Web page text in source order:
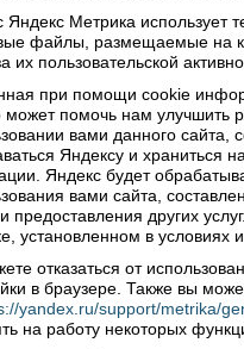
Яндекс Метрика
файлы, размещаемые на
их пользовательской
при помощи cookie
может помочь нам улучшить
вами данного
Яндексу и храниться
Яндекс будет
вами сайта,
предоставления других
установленном в условиях
отказаться от
в браузере. Также вы
yandex.ru/support/metrika/
на работу некоторых